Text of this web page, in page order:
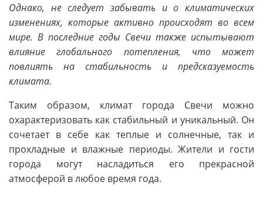
Однако, не следует забывать и о климатических
изменениях, которые активно происходят во всем
мире. В последние годы Свечи также испытывают
влияние глобального потепления, что может
повлиять на стабильность и предсказуемость
климата.
Таким образом, климат города Свечи можно
охарактеризовать как стабильный и уникальный. Он
сочетает в себе как теплые и солнечные, так и
прохладные и влажные периоды. Жители и гости
города могут насладиться его прекрасной
атмосферой в любое время года.